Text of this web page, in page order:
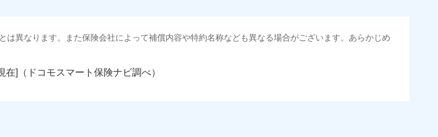
異なります。また保険会社によって補償内容や特約名称なども異なる場合がございます。あらかじめ
在]（ドコモスマート保険ナビ調べ）